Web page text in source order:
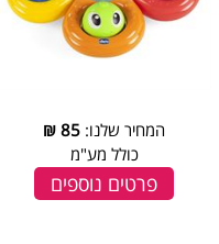
המחיר שלנו: 85
₪
כולל מע"מ
פרטים נוספים